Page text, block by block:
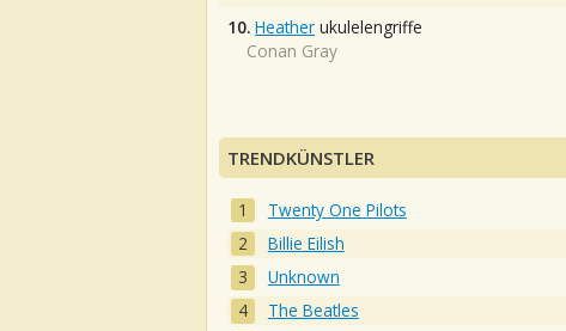
10. Heather ukulelengriffe
Conan Gray
TRENDKÜNSTLER
Twenty One Pilots
Billie Eilish
Unknown
The Beatles